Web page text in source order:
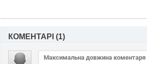
КОМЕНТАРІ (1)